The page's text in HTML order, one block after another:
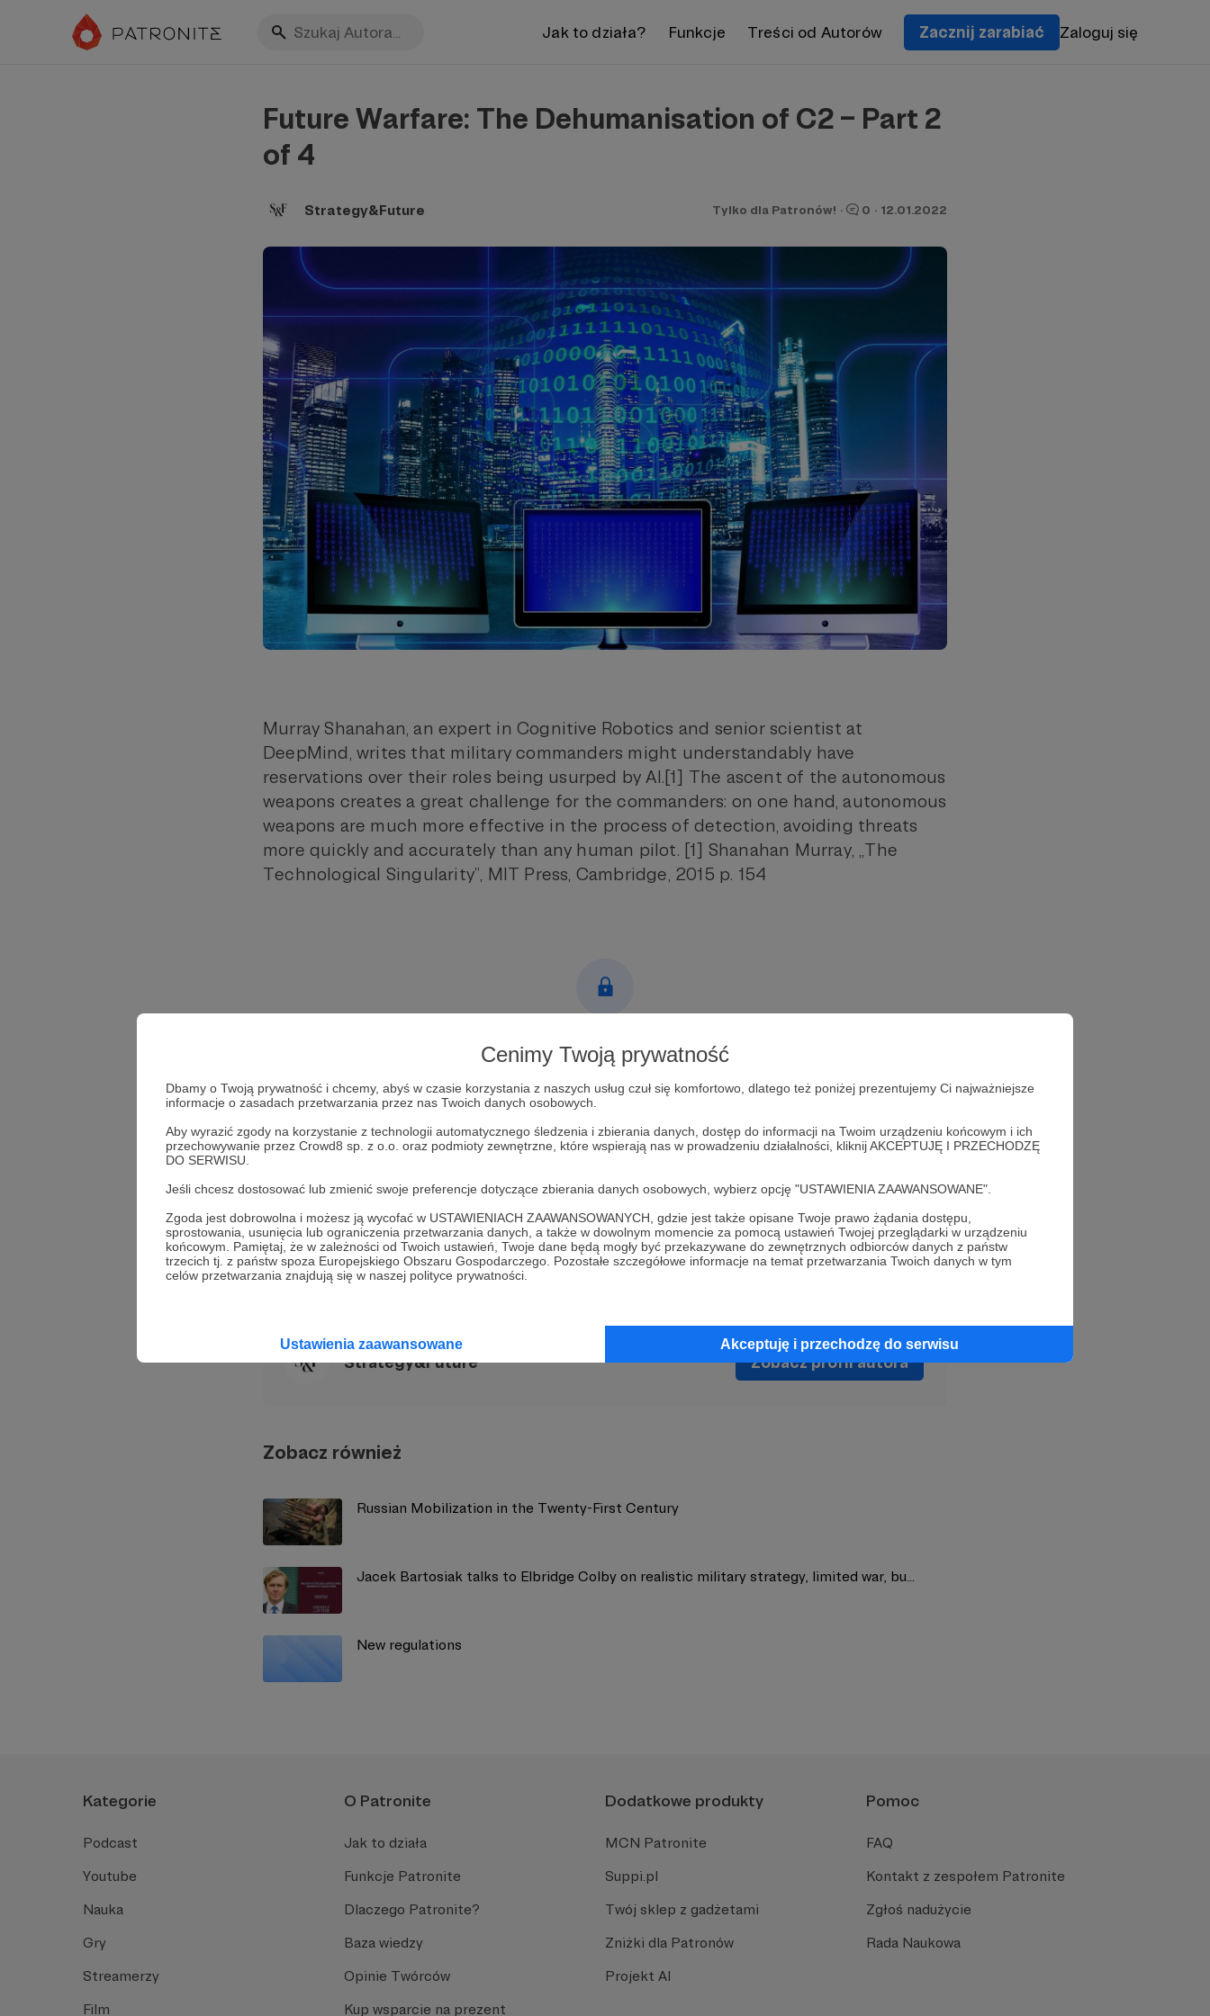
Cenimy Twoją prywatność
Dbamy o Twoją prywatność i chcemy, abyś w czasie korzystania z naszych usług czuł się komfortowo, dlatego też poniżej prezentujemy Ci najważniejsze
informacje o zasadach przetwarzania przez nas Twoich danych osobowych.
Aby wyrazić zgody na korzystanie z technologii automatycznego śledzenia i zbierania danych, dostęp do informacji na Twoim urządzeniu końcowym i ich
przechowywanie przez Crowd8 sp. z o.o. oraz podmioty zewnętrzne, które wspierają nas w prowadzeniu działalności, kliknij AKCEPTUJĘ I PRZECHODZĘ
DO SERWISU.
Jeśli chcesz dostosować lub zmienić swoje preferencje dotyczące zbierania danych osobowych, wybierz opcję "USTAWIENIA ZAAWANSOWANE".
Zgoda jest dobrowolna i możesz ją wycofać w USTAWIENIACH ZAAWANSOWANYCH, gdzie jest także opisane Twoje prawo żądania dostępu,
sprostowania, usunięcia lub ograniczenia przetwarzania danych, a także w dowolnym momencie za pomocą ustawień Twojej przeglądarki w urządzeniu
końcowym. Pamiętaj, że w zależności od Twoich ustawień, Twoje dane będą mogły być przekazywane do zewnętrznych odbiorców danych z państw
trzecich tj. z państw spoza Europejskiego Obszaru Gospodarczego. Pozostałe szczegółowe informacje na temat przetwarzania Twoich danych w tym
celów przetwarzania znajdują się w naszej polityce prywatności.
Ustawienia zaawansowane Akceptuję i przechodzę do serwisu
Jak to działa? Funkcje Treści od Autorów Zacznij zarabiać Zaloguj się
Future Warfare: The Dehumanisation of C2 – Part 2
of 4
Strategy&Future Tylko dla Patronów! · 0 · 12.01.2022
Murray Shanahan, an expert in Cognitive Robotics and senior scientist at
DeepMind, writes that military commanders might understandably have
reservations over their roles being usurped by AI.[1] The ascent of the autonomous
weapons creates a great challenge for the commanders: on one hand, autonomous
weapons are much more effective in the process of detection, avoiding threats
more quickly and accurately than any human pilot. [1] Shanahan Murray, „The
Technological Singularity”, MIT Press, Cambridge, 2015 p. 154
Post dostępny tylko dla Patronów
Zostań Patronem
Ridvan Bari Urcosta
Udostępnij
Strategy&Future Zobacz profil autora
Zobacz również
Russian Mobilization in the Twenty-First Century
Jacek Bartosiak talks to Elbridge Colby on realistic military strategy, limited war, bu...
New regulations
Kategorie
Podcast
Youtube
Nauka
Gry
Streamerzy
Film
O Patronite
Jak to działa
Funkcje Patronite
Dlaczego Patronite?
Baza wiedzy
Opinie Twórców
Kup wsparcie na prezent
Dodatkowe produkty
MCN Patronite
Suppi.pl
Twój sklep z gadżetami
Zniżki dla Patronów
Projekt AI
Pomoc
FAQ
Kontakt z zespołem Patronite
Zgłoś nadużycie
Rada Naukowa